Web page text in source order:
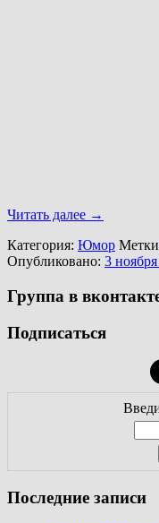
Читать далее →
Категория: Юмор
Опубликовано: 3
Группа в
Подписаться
Последние записи